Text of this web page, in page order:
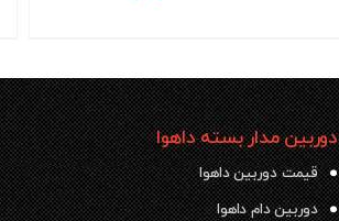
دوربین مدار بسته داهوا
قیمت دوربین داهوا
دوربین دام داهوا